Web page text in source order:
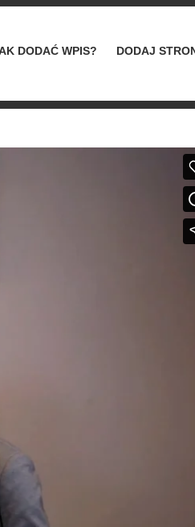
DODAĆ WPIS? DODAJ